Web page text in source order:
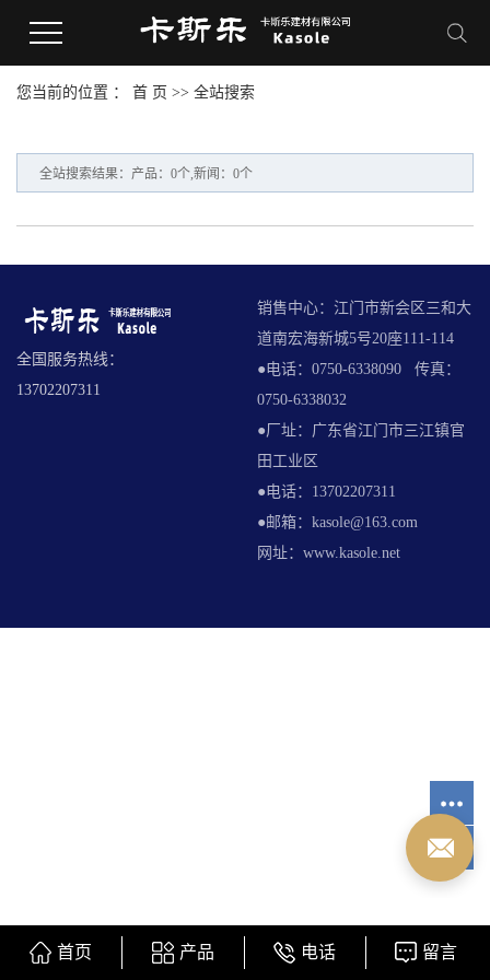
您当前的位置 ： 首 页 >> 全站搜索
全站搜索结果：产品：0个,新闻：0个
全国服务热线：
13702207311
销售中心：江门市新会区三和大
道南宏海新城5号20座111-114
●电话：0750-6338090 传真：
0750-6338032
●厂址：广东省江门市三江镇官
田工业区
●电话：13702207311
●邮箱：kasole@163.com
网址：www.kasole.net
首页 产品 电话 留言